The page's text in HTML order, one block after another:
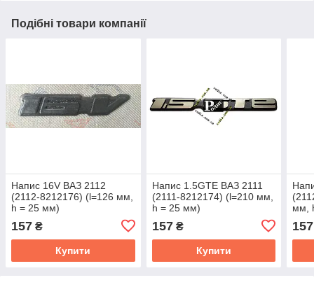
Подібні товари компанії
Напис 16V ВАЗ 2112
(2112-8212176) (l=126 мм,
h = 25 мм)
157 ₴
Купити
Напис 1.5GTE ВАЗ 2111
(2111-8212174) (l=210 мм,
h = 25 мм)
157₴
Купити
мм,
157